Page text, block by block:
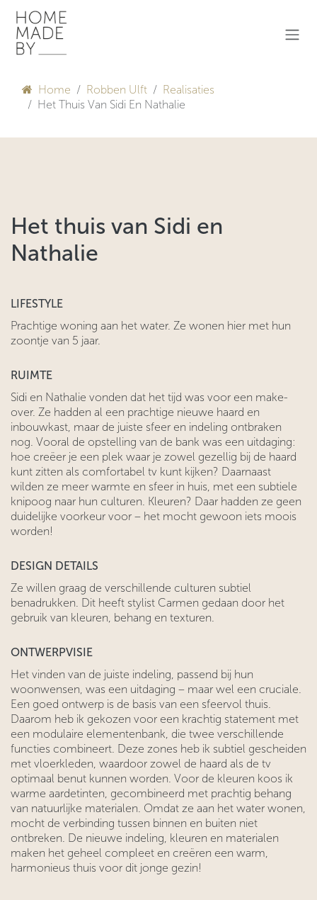
Overslaan naar inhoud
Home Robben Ulft
Realisaties
Het Thuis Van Sidi En Nathalie
Het thuis van Sidi en
Nathalie
LIFESTYLE
Prachtige woning aan het water. Ze wonen hier met hun
zoontje van 5 jaar.
RUIMTE
Sidi en Nathalie vonden dat het tijd was voor een make-
over. Ze hadden al een prachtige nieuwe haard en
inbouwkast, maar de juiste sfeer en indeling ontbraken
nog. Vooral de opstelling van de bank was een uitdaging:
hoe creëer je een plek waar je zowel gezellig bij de haard
kunt zitten als comfortabel tv kunt kijken? Daarnaast
wilden ze meer warmte en sfeer in huis, met een subtiele
knipoog naar hun culturen. Kleuren? Daar hadden ze geen
duidelijke voorkeur voor – het mocht gewoon iets moois
worden!
DESIGN DETAILS
Ze willen graag de verschillende culturen subtiel
benadrukken. Dit heeft stylist Carmen gedaan door het
gebruik van kleuren, behang en texturen.
ONTWERPVISIE
Het vinden van de juiste indeling, passend bij hun
woonwensen, was een uitdaging – maar wel een cruciale.
Een goed ontwerp is de basis van een sfeervol thuis.
Daarom heb ik gekozen voor een krachtig statement met
een modulaire elementenbank, die twee verschillende
functies combineert. Deze zones heb ik subtiel gescheiden
met vloerkleden, waardoor zowel de haard als de tv
optimaal benut kunnen worden. Voor de kleuren koos ik
warme aardetinten, gecombineerd met prachtig behang
van natuurlijke materialen. Omdat ze aan het water wonen,
mocht de verbinding tussen binnen en buiten niet
ontbreken. De nieuwe indeling, kleuren en materialen
maken het geheel compleet en creëren een warm,
harmonieus thuis voor dit jonge gezin!